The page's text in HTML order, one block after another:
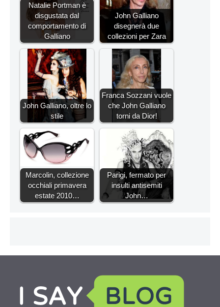
Natalie Portman è
disgustata dal
comportamento di
Galliano
John Galliano
disegnerà due
collezioni per Zara
John Galliano, oltre lo
stile
Franca Sozzani vuole
che John Galliano
torni da Dior!
Marcolin, collezione
occhiali primavera
estate 2010…
Parigi, fermato per
insulti antisemiti
John…